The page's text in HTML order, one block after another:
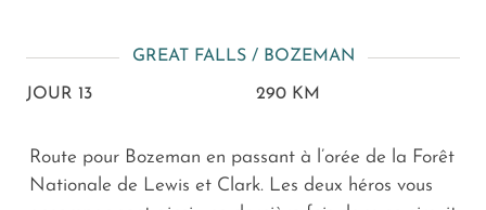
GREAT FALLS / BOZEMAN
JOUR 13 290 KM
Route pour Bozeman en passant à l’orée de la Forêt
Nationale de Lewis et Clark. Les deux héros vous